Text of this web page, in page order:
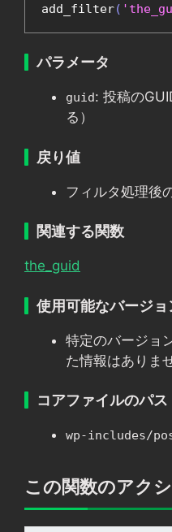
add_filter(
パラメータ
guid: 投稿の
る）
戻り値
フィルタ処理後
関連する関数
the_guid
使用可能なバージョ
特定のバージョ
た情報はありま
コアファイルのパス
wp-includes/
この関数のアク